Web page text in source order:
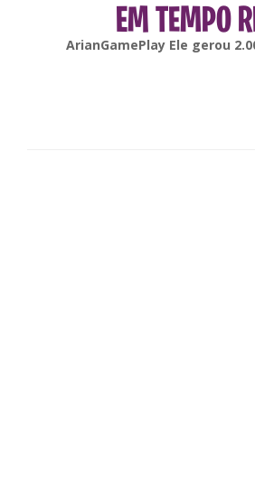
EM TEMPO
gonsabellaEle gerou6.000